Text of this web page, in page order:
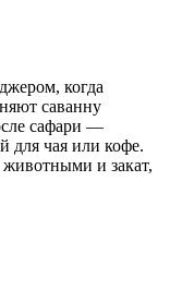
когда
саванну
сафари —
для чая или кофе.
и закат,